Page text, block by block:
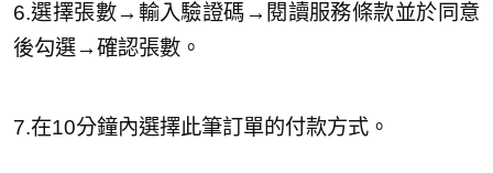
6.選擇張數→輸⼊驗證碼→閱讀服務條款並於同意
後勾選→確認張數。
7.在10分鐘內選擇此筆訂單的付款⽅式。